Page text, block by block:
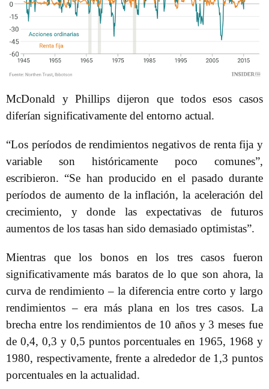
McDonald y Phillips dijeron que todos esos casos
diferían significativamente del entorno actual.
“Los períodos de rendimientos negativos de renta fija y
variable son históricamente poco comunes”,
escribieron. “Se han producido en el pasado durante
períodos de aumento de la inflación, la aceleración del
crecimiento, y donde las expectativas de futuros
aumentos de los tasas han sido demasiado optimistas”.
Mientras que los bonos en los tres casos fueron
significativamente más baratos de lo que son ahora, la
curva de rendimiento – la diferencia entre corto y largo
rendimientos – era más plana en los tres casos. La
brecha entre los rendimientos de 10 años y 3 meses fue
de 0,4, 0,3 y 0,5 puntos porcentuales en 1965, 1968 y
1980, respectivamente, frente a alrededor de 1,3 puntos
porcentuales en la actualidad.